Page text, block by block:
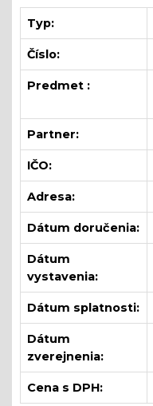
Typ:
Číslo:
Predmet :
Partner:
IČO:
Adresa:
Dátum doručenia:
Dátum
vystavenia:
Dátum splatnosti:
Dátum
zverejnenia:
Cena s DPH: